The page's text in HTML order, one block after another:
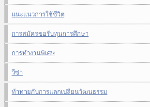
แนะแนวการใช้ชีวิต
การสมัครขอรับทุนการศึกษา
การทำงานพิเศษ
วีซ่า
ท้าทายกับการแลกเปลี่ยนวัฒนธรรม